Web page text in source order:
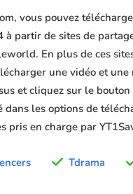
vous pouvez
à partir de sites de
En plus de ces
une vidéo et
et cliquez sur le
dans les options de
pris en charge par
Tdrama